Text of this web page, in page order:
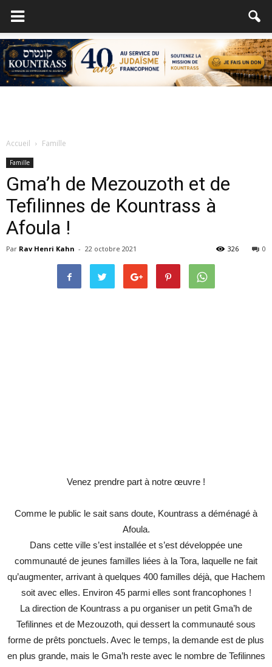
Accueil Famille
Famille
Gma’h de Mezouzoth et de
Tefilinnes de Kountrass à
Afoula !
Par Rav Henri Kahn - 22 octobre 2021 0
326
Venez prendre part à notre œuvre !
Comme le public le sait sans doute, Kountrass a déménagé à
Afoula.
Dans cette ville s’est installée et s’est développée une
communauté de jeunes familles liées à la Tora, laquelle ne fait
qu’augmenter, arrivant à quelques 400 familles déjà, que Hachem
soit avec elles. Environ 45 parmi elles sont francophones !
La direction de Kountrass a pu organiser un petit Gma’h de
Tefilinnes et de Mezouzoth, qui dessert la communauté sous
forme de prêts ponctuels. Avec le temps, la demande est de plus
en plus grande, mais le Gma’h reste avec le nombre de Tefilinnes